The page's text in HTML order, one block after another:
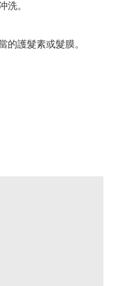
洗。
的護髮素或髮膜。